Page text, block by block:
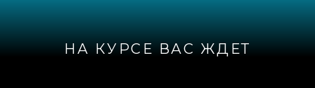
НА КУРСЕ ВАС ЖДЕТ